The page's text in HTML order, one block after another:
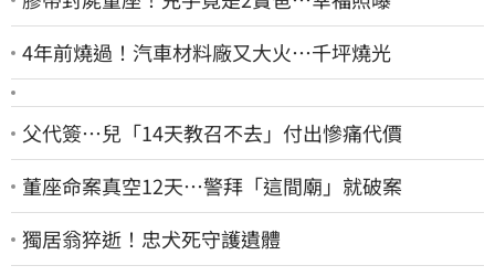
4年前燒過！汽車材料廠又大火…千坪燒光
父代簽…兒「14天教召不去」付出慘痛代價
董座命案真空12天…警拜「這間廟」就破案
獨居翁猝逝！忠犬死守護遺體